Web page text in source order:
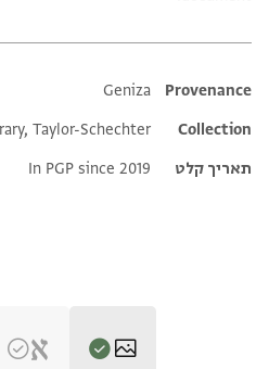
Additional metadata
Provenance
Geniza
Collection
Taylor-Schechter
תאריך קלט
In PGP since 2019